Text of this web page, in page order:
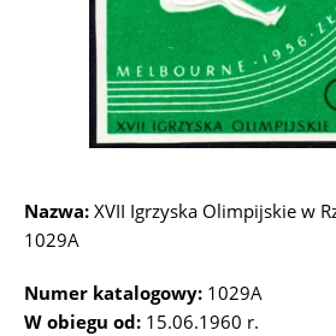
Nazwa: XVII Igrzyska Olimpijskie w
1029A
Numer katalogowy: 1029A
W obiegu od: 15.06.1960 r.